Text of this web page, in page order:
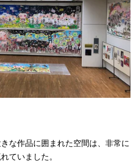
な作品に囲まれた空間は、非常に
ていました。